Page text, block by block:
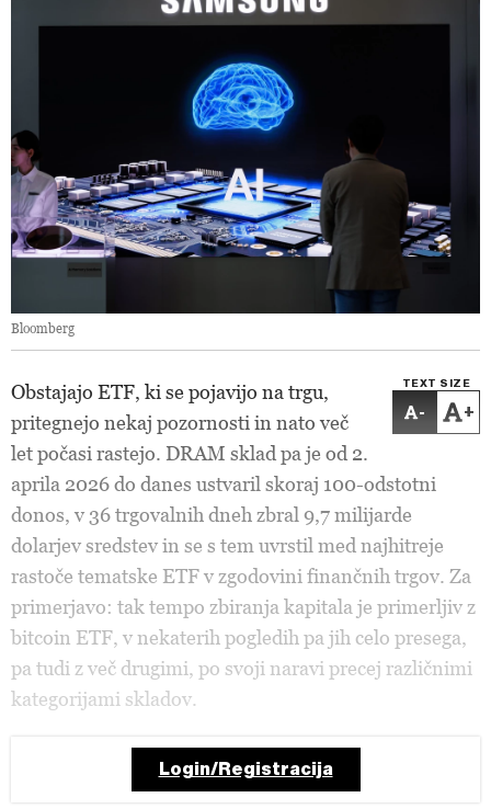
Bloomberg
TEXT SIZE
- +
Obstajajo ETF, ki se pojavijo na trgu,
pritegnejo nekaj pozornosti in nato več
let počasi rastejo. DRAM sklad pa je od 2.
aprila 2026 do danes ustvaril skoraj 100-odstotni
donos, v 36 trgovalnih dneh zbral 9,7 milijarde
dolarjev sredstev in se s tem uvrstil med najhitreje
rastoče tematske ETF v zgodovini finančnih trgov. Za
primerjavo: tak tempo zbiranja kapitala je primerljiv z
bitcoin ETF, v nekaterih pogledih pa jih celo presega,
pa tudi z več drugimi, po svoji naravi precej različnimi
kategorijami skladov.
Login/Registracija